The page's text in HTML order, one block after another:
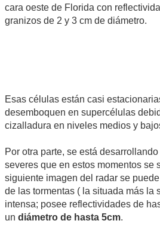
cara oeste de Florida con
granizos de 2 y 3 cm de diámetro.
Esas células están casi
desemboquen en supercélulas
cizalladura en niveles medios y
Por otra parte, se está
severes que en estos momentos se
siguiente imagen del radar se
de las tormentas ( la situada más la
intensa; posee reflectividades de
un diámetro de hasta 5cm.